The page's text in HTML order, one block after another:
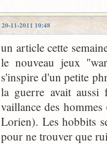
20-11-2011 10:48
un article cette
le nouveau jeux
s'inspire d'un petite
la guerre avait
vaillance des
Lorien). Les hobbits
pour ne trouver que